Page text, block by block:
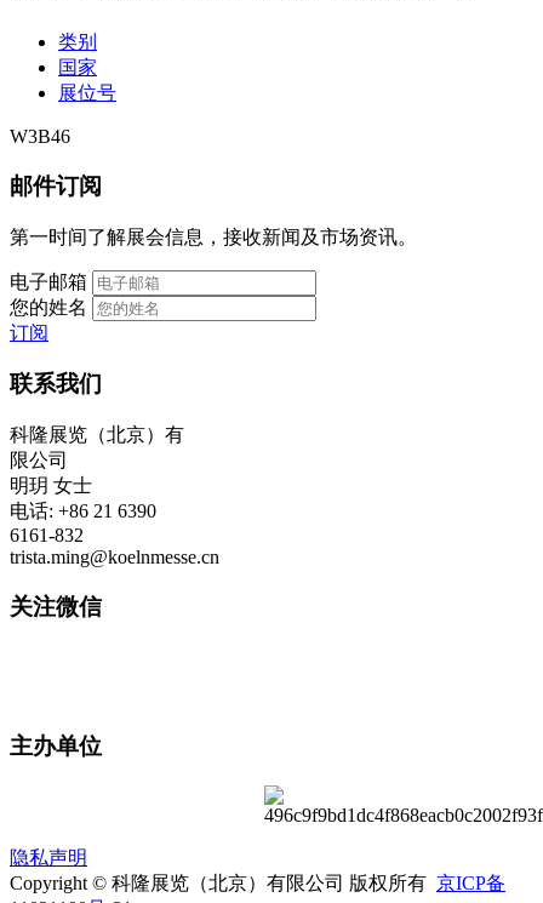
类别
国家
展位号
W3B46
邮件订阅
第一时间了解展会信息，接收新闻及市场资讯。
电子邮箱
您的姓名
订阅
联系我们
科隆展览（北京）有
限公司
明玥 女士
电话: +86 21 6390
6161-832
trista.ming@koelnmesse.cn
关注微信
主办单位
隐私声明
Copyright © 科隆展览（北京）有限公司 版权所有 京ICP备